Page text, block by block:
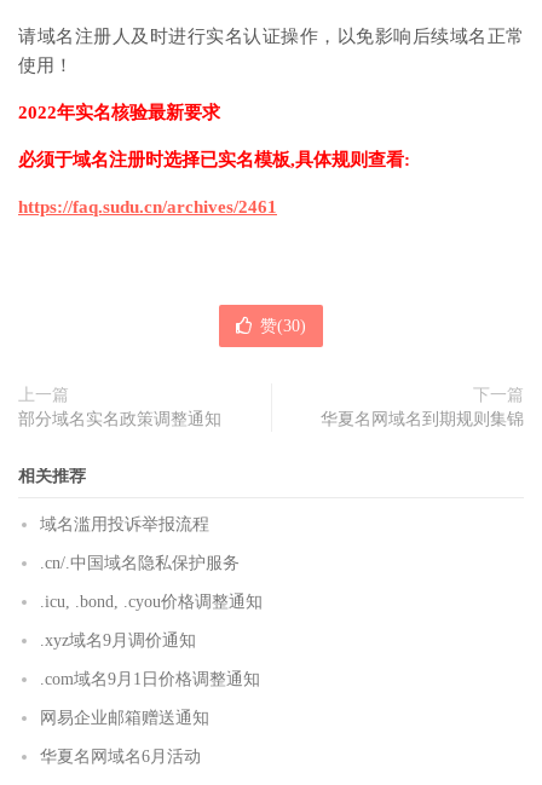
请域名注册人及时进行实名认证操作，以免影响后续域名正常
使用！
2022年实名核验最新要求
必须于域名注册时选择已实名模板,具体规则查看:
https://faq.sudu.cn/archives/2461
赞(30)
上一篇
部分域名实名政策调整通知
下一篇
华夏名网域名到期规则集锦
相关推荐
域名滥用投诉举报流程
.cn/.中国域名隐私保护服务
.icu, .bond, .cyou价格调整通知
.xyz域名9月调价通知
.com域名9月1日价格调整通知
网易企业邮箱赠送通知
华夏名网域名6月活动